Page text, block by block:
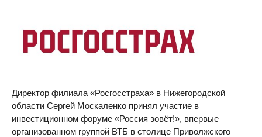
Директор филиала «Росгосстраха» в Нижегородской
области Сергей Москаленко принял участие в
инвестиционном форуме «Россия зовёт!», впервые
организованном группой ВТБ в столице Приволжского